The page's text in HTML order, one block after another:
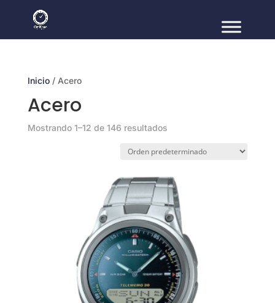
Inicio/ Acero
Acero
Mostrando 1–12 de 146 resultados